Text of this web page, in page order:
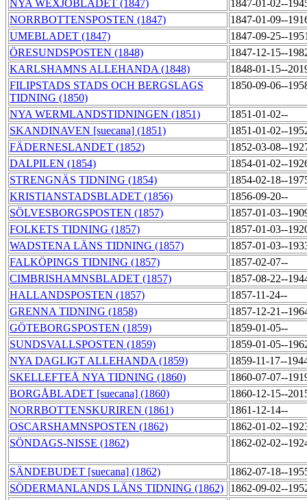
NYA WEXJÖBLADET (1847)
1847-01-02--
NORRBOTTENSPOSTEN (1847)
1847-01-09--
UMEBLADET (1847)
1847-09-25--
ÖRESUNDSPOSTEN (1848)
1847-12-15--
KARLSHAMNS ALLEHANDA (1848)
1848-01-15--
FILIPSTADS STADS OCH BERGSLAGS
TIDNING (1850)
1850-09-06--
NYA WERMLANDSTIDNINGEN (1851)
1851-01-02--
SKANDINAVEN [suecana] (1851)
1851-01-02--
FÄDERNESLANDET (1852)
1852-03-08--
DALPILEN (1854)
1854-01-02--
STRENGNÄS TIDNING (1854)
1854-02-18--
KRISTIANSTADSBLADET (1856)
1856-09-20--
SÖLVESBORGSPOSTEN (1857)
1857-01-03--
FOLKETS TIDNING (1857)
1857-01-03--
WADSTENA LÄNS TIDNING (1857)
1857-01-03--
FALKÖPINGS TIDNING (1857)
1857-02-07--
CIMBRISHAMNSBLADET (1857)
1857-08-22--
HALLANDSPOSTEN (1857)
1857-11-24--
GRENNA TIDNING (1858)
1857-12-21--
GÖTEBORGSPOSTEN (1859)
1859-01-05--
SUNDSVALLSPOSTEN (1859)
1859-01-05--
NYA DAGLIGT ALLEHANDA (1859)
1859-11-17--
SKELLEFTEÅ NYA TIDNING (1860)
1860-07-07--
BORGÅBLADET [suecana] (1860)
1860-12-15--
NORRBOTTENSKURIREN (1861)
1861-12-14--
OSCARSHAMNSPOSTEN (1862)
1862-01-02--
SÖNDAGS-NISSE (1862)
1862-02-02--
SÄNDEBUDET [suecana] (1862)
1862-07-18--
SÖDERMANLANDS LÄNS TIDNING (1862)
1862-09-02--